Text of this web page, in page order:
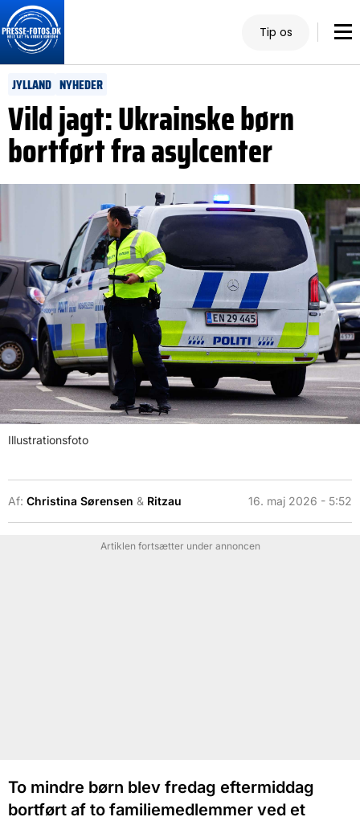
Tip os
JYLLAND NYHEDER
Vild jagt: Ukrainske børn
bortført fra asylcenter
Illustrationsfoto
Af: Christina Sørensen & Ritzau 16. maj 2026 - 5:52
Artiklen fortsætter under annoncen
To mindre børn blev fredag eftermiddag
bortført af to familiemedlemmer ved et